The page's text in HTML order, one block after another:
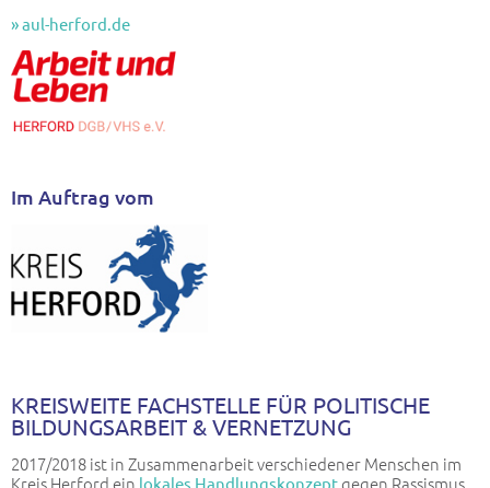
» aul-herford.de
Im Auftrag vom
KREISWEITE FACHSTELLE FÜR POLITISCHE
BILDUNGSARBEIT & VERNETZUNG
2017/2018 ist in Zusammenarbeit verschiedener Menschen im
lokales Handlungskonzept